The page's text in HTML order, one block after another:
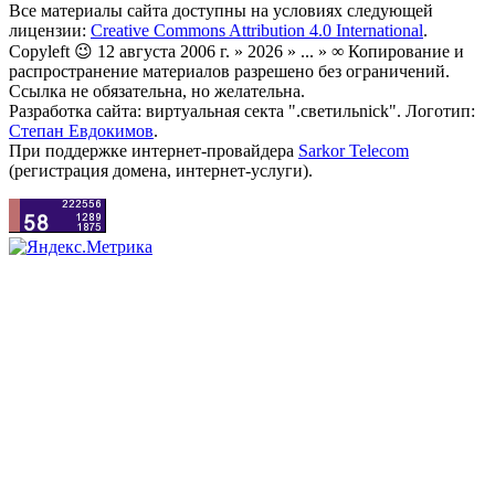
Все материалы сайта доступны на условиях следующей
лицензии: Creative Commons Attribution 4.0 International.
Copyleft 😉 12 августа 2006 г. » 2026 » ... » ∞ Копирование и
распространение материалов разрешено без ограничений.
Ссылка не обязательна, но желательна.
Разработка сайта: виртуальная секта ".светильnick". Логотип:
Степан Евдокимов.
При поддержке интернет-провайдера Sarkor Telecom
(регистрация домена, интернет-услуги).